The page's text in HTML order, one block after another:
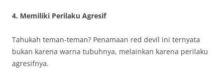
4. Memiliki Perilaku Agresif
Tahukah teman-teman? Penamaan red devil ini ternyata
bukan karena warna tubuhnya, melainkan karena perilaku
agresifnya.